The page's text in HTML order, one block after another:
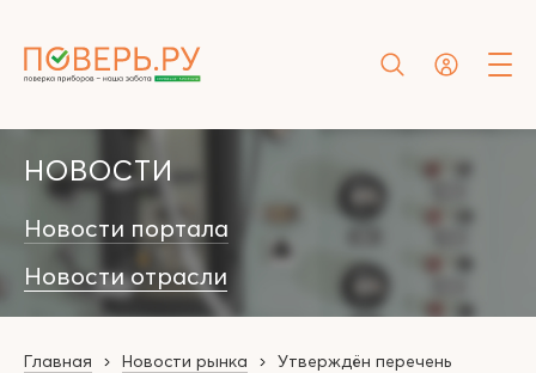
НОВОСТИ
Новости портала
Новости отрасли
Главная Новости рынка
Утверждён перечень